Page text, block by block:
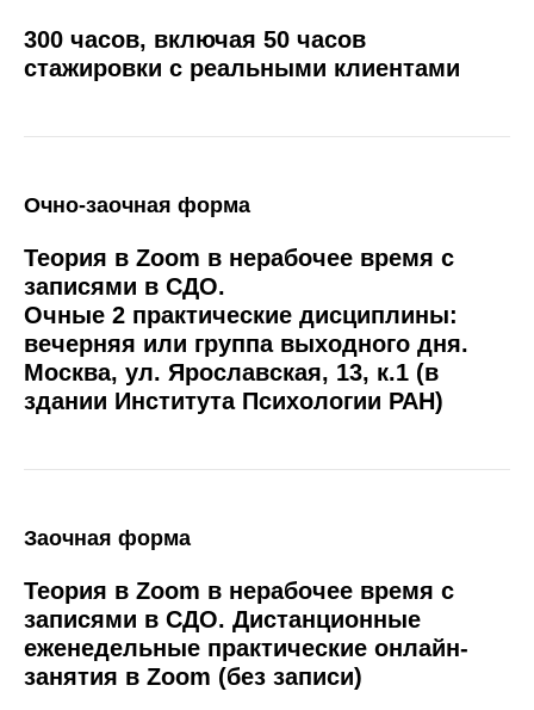
300 часов, включая 50 часов
стажировки с реальными клиентами
Очно-заочная форма
Теория в Zoom в нерабочее время с
записями в СДО.
Очные 2 практические дисциплины:
вечерняя или группа выходного дня.
Москва, ул. Ярославская, 13, к.1 (в
здании Института Психологии РАН)
Заочная форма
Теория в Zoom в нерабочее время с
записями в СДО. Дистанционные
еженедельные практические онлайн-
занятия в Zoom (без записи)